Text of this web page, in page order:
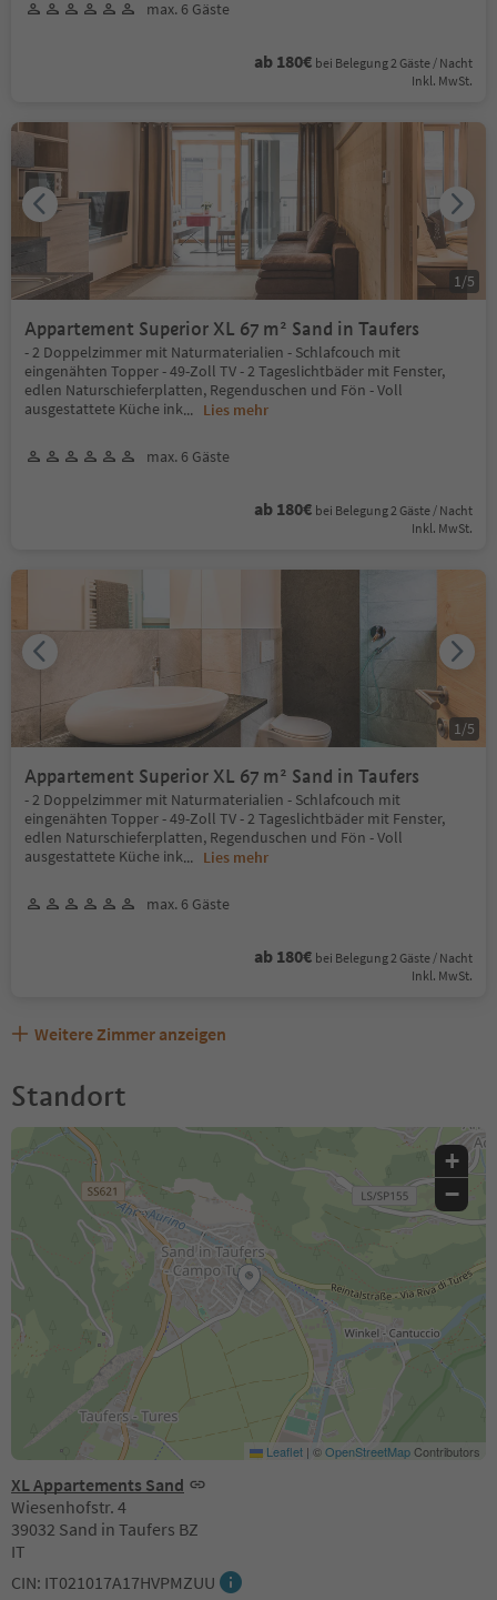
max. 6 Gäste
ab 180€ bei Belegung 2 Gäste / Nacht
Inkl. MwSt.
Appartement Superior XL 67 m² Sand in Taufers
- 2 Doppelzimmer mit Naturmaterialien - Schlafcouch mit
eingenähten Topper - 49-Zoll TV - 2 Tageslichtbäder mit Fenster,
edlen Naturschieferplatten, Regenduschen und Fön - Voll
ausgestattete Küche ink... Lies mehr
max. 6 Gäste
ab 180€ bei Belegung 2 Gäste / Nacht
Inkl. MwSt.
1 /5
Appartement Superior XL 67 m² Sand in Taufers
- 2 Doppelzimmer mit Naturmaterialien - Schlafcouch mit
eingenähten Topper - 49-Zoll TV - 2 Tageslichtbäder mit Fenster,
edlen Naturschieferplatten, Regenduschen und Fön - Voll
ausgestattete Küche ink... Lies mehr
max. 6 Gäste
ab 180€ bei Belegung 2 Gäste / Nacht
Inkl. MwSt.
1 /5
Weitere Zimmer anzeigen
Standort
XL Appartements Sand
Wiesenhofstr. 4
39032 Sand in Taufers BZ
IT
CIN: IT021017A17HVPMZUU
+
−
Leaflet | ©OpenStreetMapContributors